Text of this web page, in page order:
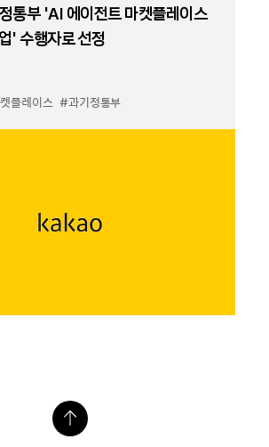
통부 ‘AI 에이전트 마켓플레이스
’ 수행자로 선정
플레이스 #과기정통부